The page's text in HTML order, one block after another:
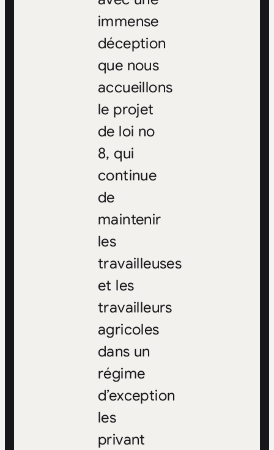
immense
déception
que nous
accueillons
le projet
de loi no
8, qui
continue
de
maintenir
les
travailleuses
et les
travailleurs
agricoles
dans un
régime
d’exception
les
privant